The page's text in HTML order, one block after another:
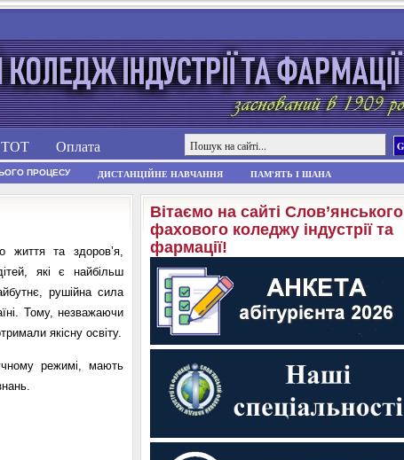
ТОТ Оплата
ПРОЦЕСУ ДИСТАНЦІЙНЕ НАВЧАННЯ ПАМ'ЯТЬ І ШАНА
життя та здоров’я,
які є найбільш
рушійна сила
Тому, незважаючи
якісну освіту.
режимі, мають
Вітаємо на сайті Слов’янського
фахового коледжу індустрії та
фармації!